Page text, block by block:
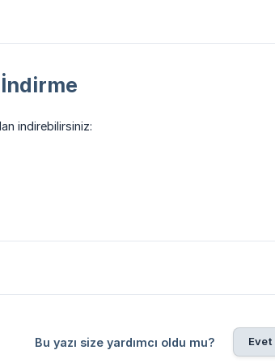
indirebilirsiniz:
Bu yazı size yardımcı oldu mu? Evet